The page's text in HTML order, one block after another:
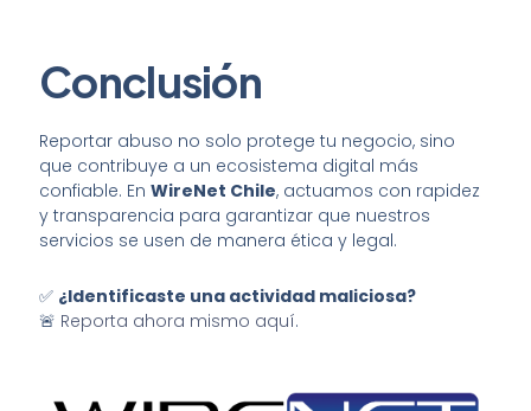
Conclusión
Reportar abuso no solo protege tu negocio, sino
que contribuye a un ecosistema digital más
confiable. EnWireNet Chile, actuamos con rapidez
y transparencia para garantizar que nuestros
servicios se usen de manera ética y legal.
✅ ¿Identificaste una actividad maliciosa?
🚨 Reporta ahora mismo aquí.